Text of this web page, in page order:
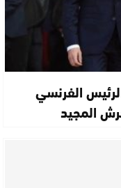
الفرنسي
المجيد